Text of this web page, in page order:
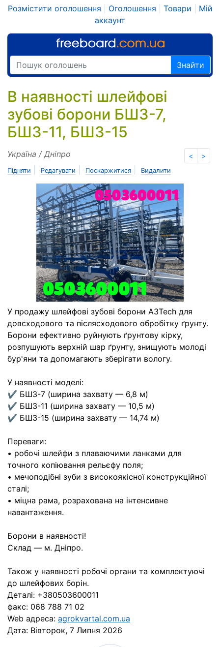
Розмістити оголошення Оголошення Товари
Мій
аккаунт
Знайти
В наявності шлейфові
зубові борони БШЗ-7,
БШЗ-11, БШЗ-15
< >
Україна / Дніпро
Підняти Редагувати Поскаржитися Видалити
У продажу шлейфові зубові борони A3Tech для
довсходового та післясходового обробітку ґрунту.
Борони ефективно руйнують ґрунтову кірку,
розпушують верхній шар ґрунту, знищують молоді
бур'яни та допомагають зберігати вологу.
У наявності моделі:
✔ БШЗ-7 (ширина захвату — 6,8 м)
✔ БШЗ-11 (ширина захвату — 10,5 м)
✔ БШЗ-15 (ширина захвату — 14,74 м)
Переваги:
• робочі шлейфи з плаваючими ланками для
точного копіювання рельєфу поля;
• мечоподібні зуби з високоякісної конструкційної
сталі;
• міцна рама, розрахована на інтенсивне
навантаження.
Борони в наявності!
Склад — м. Дніпро.
Також у наявності робочі органи та комплектуючі
до шлейфових борін.
Деталі: +380503600011
факс: 068 788 71 02
Web адреса: agrokvartal.com.ua
Дата: Вівторок, 7 Липня 2026